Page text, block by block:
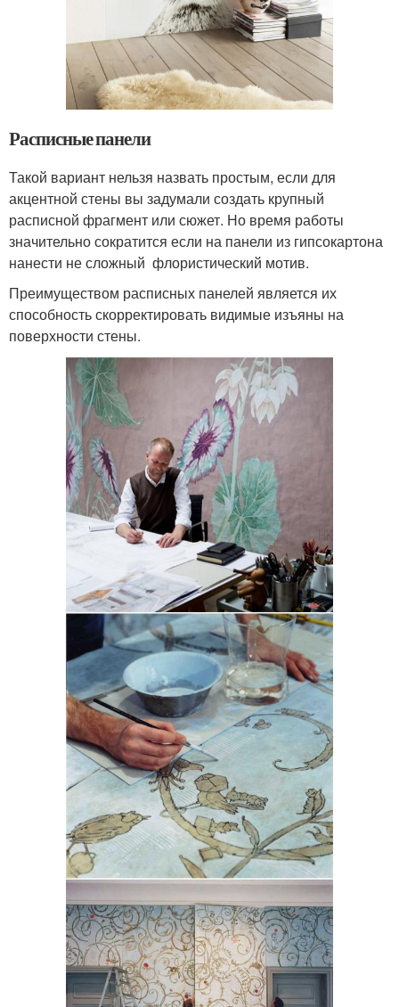
Расписные панели
Такой вариант нельзя назвать простым, если для
акцентной стены вы задумали создать крупный
расписной фрагмент или сюжет. Но время работы
значительно сократится если на панели из гипсокартона
нанести не сложный флористический мотив.
Преимуществом расписных панелей является их
способность скорректировать видимые изъяны на
поверхности стены.